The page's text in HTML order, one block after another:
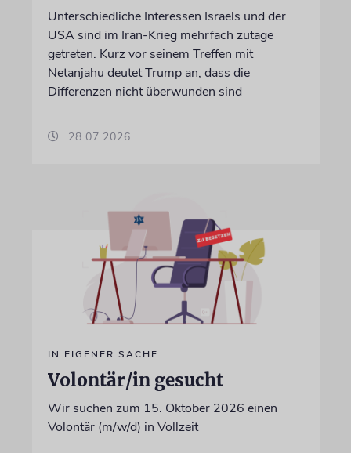
Unterschiedliche Interessen Israels und der
USA sind im Iran-Krieg mehrfach zutage
getreten. Kurz vor seinem Treffen mit
Netanjahu deutet Trump an, dass die
Differenzen nicht überwunden sind
28.07.2026
IN EIGENER SACHE
Volontär/in gesucht
Wir suchen zum 15. Oktober 2026 einen
Volontär (m/w/d) in Vollzeit